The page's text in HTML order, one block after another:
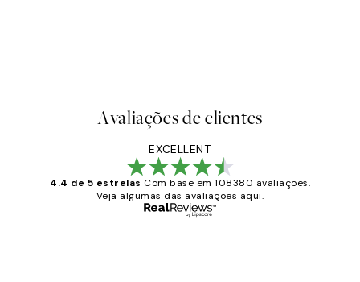
Avaliações de clientes
EXCELLENT
4.4 de 5 estrelas Com base em 108380 avaliações.
Veja algumas das avaliações aqui.